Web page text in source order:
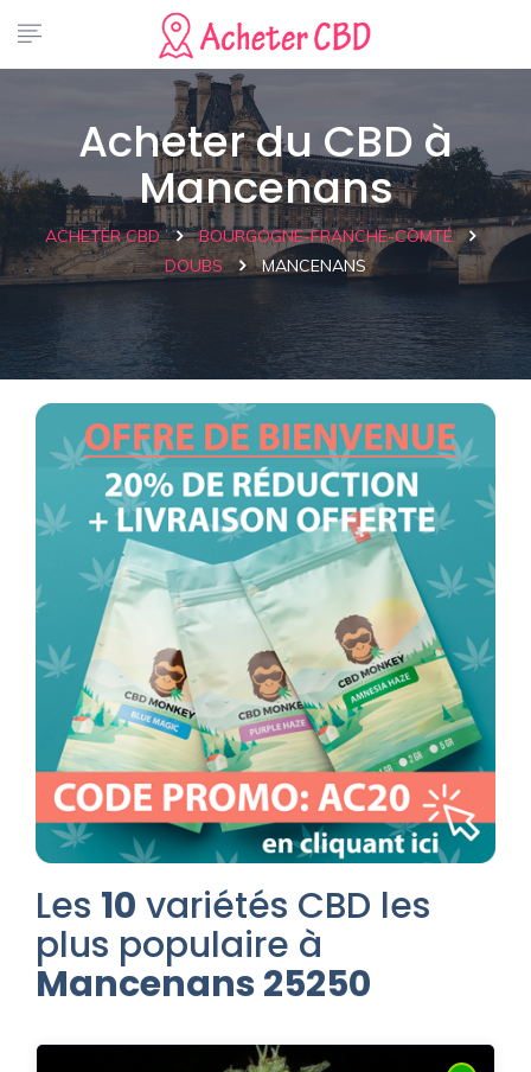
Acheter du CBD à
Mancenans
ACHETER CBD
BOURGOGNE-FRANCHE-COMTÉ
DOUBS
MANCENANS
Les 10 variétés CBD les
plus populaire à
Mancenans 25250